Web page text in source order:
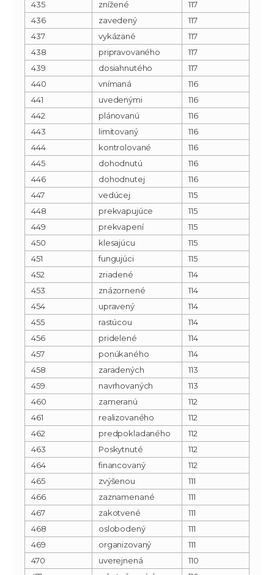
435 znížené
117
436
zavedený
117
437
vykázané
117
438
pripravovaného
117
439
dosiahnutého
117
440
vnímaná
116
441
uvedenými
116
442
plánovanú
116
443
limitovaný
116
444
kontrolované
116
445
dohodnutú
116
446
dohodnutej
116
447
vedúcej
115
448
prekvapujúce
115
449
prekvapení
115
450
klesajúcu
115
451
fungujúci
115
452
zriadené
114
453
znázornené
114
454
upravený
114
455
rastúcou
114
456
pridelené
114
457
ponúkaného
114
458
zaradených
113
459
navrhovaných
113
460
zameranú
112
461
realizovaného
112
462
predpokladaného
112
463
Poskytnuté
112
464
financovaný
112
465
zvýšenou
111
466
zaznamenané
111
467
zakotvené
111
468
oslobodený
111
469
organizovaný
111
470
uverejnená
110